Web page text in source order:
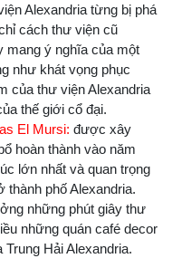
Alexandria từng bị phá
cách thư viện cũ
mang ý nghĩa của một
như khát vọng phục
của thư viện Alexandria
thế giới cổ đại.
El Mursi: được xây
hoàn thành vào năm
lớn nhất và quan trọng
thành phố Alexandria.
những phút giây thư
những quán café decor
Hải Alexandria.